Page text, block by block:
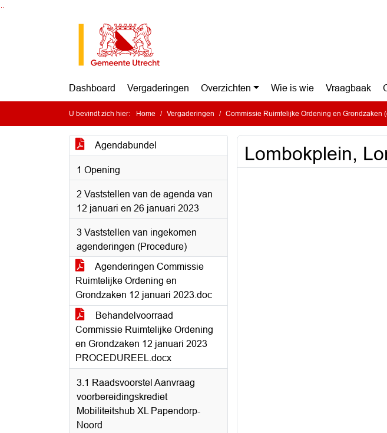
Dashboard Vergaderingen Overzichten Wie is wie Vraagbaak
U bevindt zich hier: Home Vergaderingen Commissie Ruimtelijke Ordening en Grondzaken
Agendabundel
1 Opening
2 Vaststellen van de agenda van
12 januari en 26 januari 2023
3 Vaststellen van ingekomen
agenderingen (Procedure)
Agenderingen Commissie
Ruimtelijke Ordening en
Grondzaken 12 januari 2023.doc
Behandelvoorraad
Commissie Ruimtelijke Ordening
en Grondzaken 12 januari 2023
PROCEDUREEL.docx
3.1 Raadsvoorstel Aanvraag
voorbereidingskrediet
Mobiliteitshub XL Papendorp-
Noord
Lombokplein,